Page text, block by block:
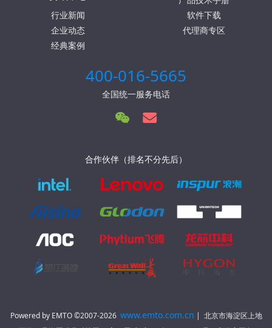
软件下载
代理商专区
行业新闻
企业动态
经典案例
400-016-5665
全国统一服务电话
合作伙伴（排名不分先后）
Powered by EMTO ©2007-2026 www.emto.com.cn | 北京市海淀区上地